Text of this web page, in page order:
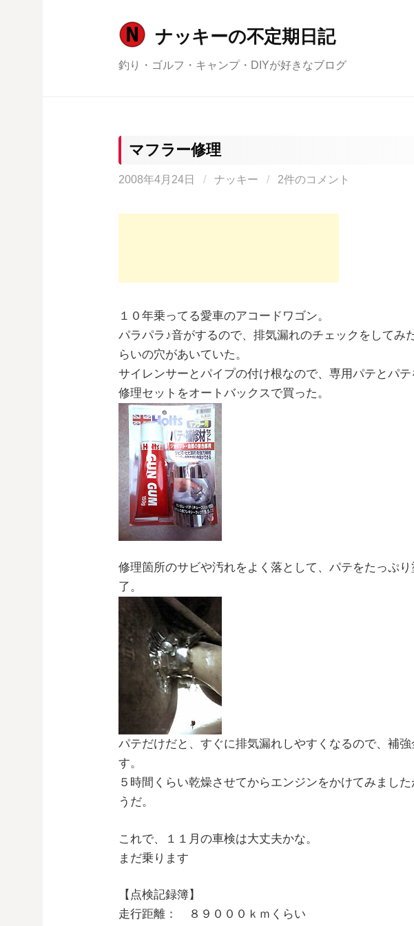
ナッキーの不定期日記
釣り・ゴルフ・キャンプ・DIYが好きなブログ
マフラー修理
2008年4月24日 / ナッキー / 2件のコメント
１０年乗ってる愛車のアコードワゴン。
パラパラ♪音がするので、排気漏れのチェックをしてみ
らいの穴があいていた。
サイレンサーとパイプの付け根なので、専用パテとパ
修理セットをオートバックスで買った。
修理箇所のサビや汚れをよく落として、パテをたっぷ
了。
パテだけだと、すぐに排気漏れしやすくなるので、補
す。
５時間くらい乾燥させてからエンジンをかけてみまし
うだ。
これで、１１月の車検は大丈夫かな。
まだ乗ります
【点検記録簿】
走行距離： ８９０００ｋｍくらい